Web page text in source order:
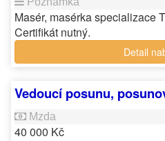
Masér, masérka specializace
Certifikát nutný.
Detail
Vedoucí posunu,
40 000 Kč